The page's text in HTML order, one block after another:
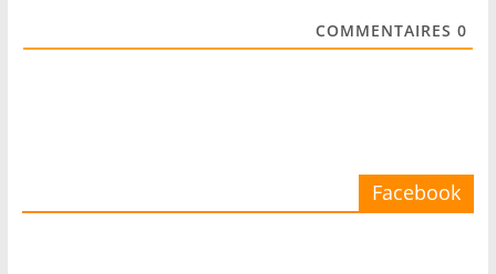
0
COMMENTAIRES
Facebook